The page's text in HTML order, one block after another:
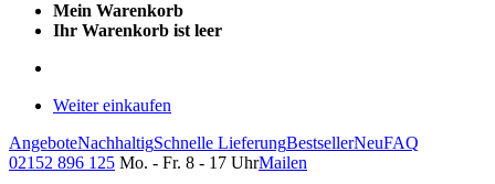
Mein Warenkorb
Ihr Warenkorb ist leer
Weiter einkaufen
AngeboteNachhaltigSchnelle LieferungBestsellerNeuFAQ
02152 896 125 Mo. - Fr. 8 - 17 UhrMailen